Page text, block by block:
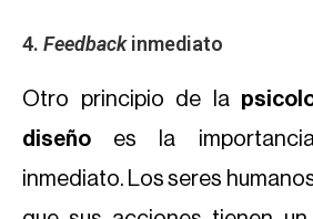
4. Feedbackinmediato
Otro principio de la
diseño es la
inmediato. Los seres